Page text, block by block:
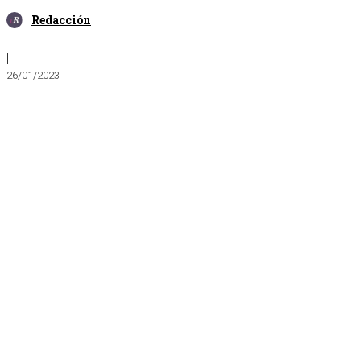
Redacción
|
26/01/2023